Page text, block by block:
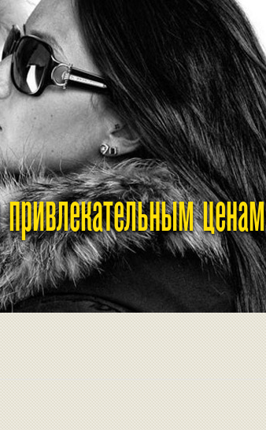
ценам